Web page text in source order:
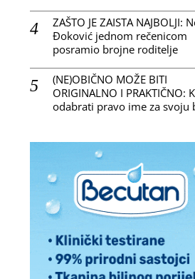
ZAŠTO JE ZAISTA NAJBOLJI:
Đoković jednom rečenicom
posramio brojne roditelje
(NE)OBIČNO MOŽE BITI
ORIGINALNO I PRAKTIČNO:
odabrati pravo ime za svoju